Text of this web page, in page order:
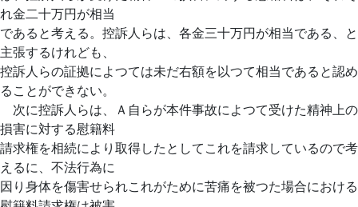
れ金二十万円が相当
であると考える。控訴人らは、各金三十万円が相当である、と
主張するけれども、
控訴人らの証拠によつては未だ右額を以つて相当であると認め
ることができない。
次に控訴人らは、Ａ自らが本件事故によつて受けた精神上の
損害に対する慰籍料
請求権を相続により取得したとしてこれを請求しているので考
えるに、不法行為に
因り身体を傷害せられこれがために苦痛を被つた場合における